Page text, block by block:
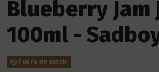
Blueberry Jam
100ml -
Fuera de stock